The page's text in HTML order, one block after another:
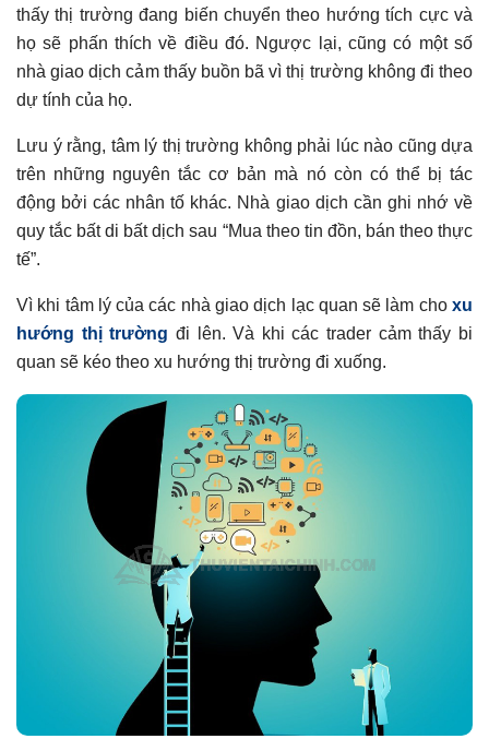
thấy thị trường đang biến chuyển theo hướng tích cực và
họ sẽ phấn thích về điều đó. Ngược lại, cũng có một số
nhà giao dịch cảm thấy buồn bã vì thị trường không đi theo
dự tính của họ.
Lưu ý rằng, tâm lý thị trường không phải lúc nào cũng dựa
trên những nguyên tắc cơ bản mà nó còn có thể bị tác
động bởi các nhân tố khác. Nhà giao dịch cần ghi nhớ về
quy tắc bất di bất dịch sau “Mua theo tin đồn, bán theo thực
tế”.
Vì khi tâm lý của các nhà giao dịch lạc quan sẽ làm cho xu
hướng thị trường đi lên. Và khi các trader cảm thấy bi
quan sẽ kéo theo xu hướng thị trường đi xuống.